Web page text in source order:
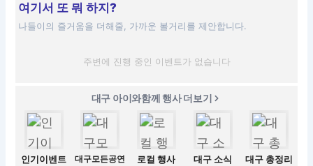
여기서 또 뭐 하지?
나들이의 즐거움을 더해줄, 가까운 볼거리를 제안합니다.
주변에 진행 중인 이벤트가 없습니다
대구 아이와함께 행사 더보기
인기이벤트 대구모든공연 로컬 행사 대구 소식 대구 총정리